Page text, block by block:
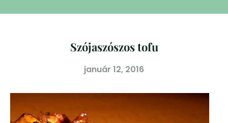
Szójaszószos tofu
január 12, 2016